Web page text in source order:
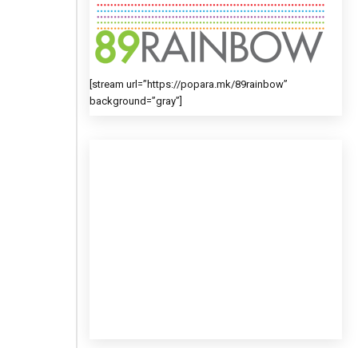
[stream url=”https://popara.mk/89rainbow”
background=”gray”]